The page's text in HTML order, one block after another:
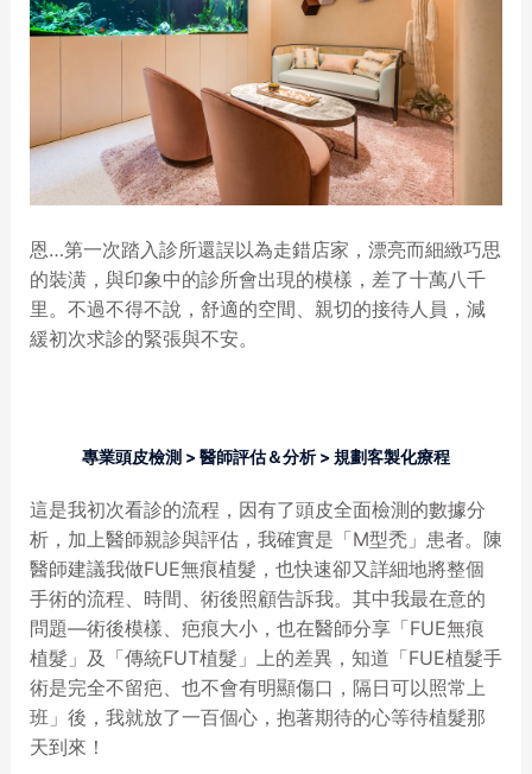
恩…第一次踏入診所還誤以為走錯店家，漂亮而細緻巧思
的裝潢，與印象中的診所會出現的模樣，差了十萬八千
里。不過不得不說，舒適的空間、親切的接待人員，減
緩初次求診的緊張與不安。
專業頭皮檢測 > 醫師評估＆分析 > 規劃客製化療程
這是我初次看診的流程，因有了頭皮全面檢測的數據分
析，加上醫師親診與評估，我確實是「M型禿」患者。陳
醫師建議我做FUE無痕植髮，也快速卻又詳細地將整個
手術的流程、時間、術後照顧告訴我。其中我最在意的
問題—術後模樣、疤痕大小，也在醫師分享「FUE無痕
植髮」及「傳統FUT植髮」上的差異，知道「FUE植髮手
術是完全不留疤、也不會有明顯傷口，隔日可以照常上
班」後，我就放了一百個心，抱著期待的心等待植髮那
天到來！